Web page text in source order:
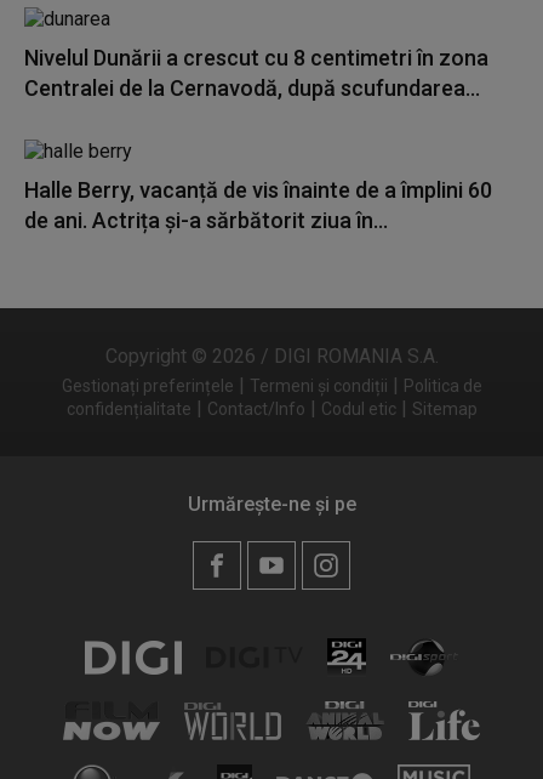
Nivelul Dunării a crescut cu 8 centimetri în zona
Centralei de la Cernavodă, după scufundarea...
Halle Berry, vacanță de vis înainte de a împlini 60
de ani. Actrița și-a sărbătorit ziua în...
Copyright © 2026 / DIGI ROMANIA S.A.
Gestionați preferințele | Termeni și condiții | Politica de
confidențialitate | Contact/Info | Codul etic | Sitemap
Urmărește-ne și pe